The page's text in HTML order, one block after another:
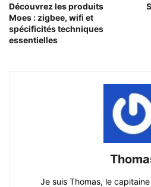
Découvrez les produits
Moes : zigbee, wifi et
spécificités techniques
essentielles
Je suis Thomas, le